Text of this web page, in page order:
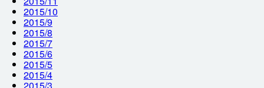
2015/10
2015/9
2015/8
2015/7
2015/6
2015/5
2015/4
2015/3